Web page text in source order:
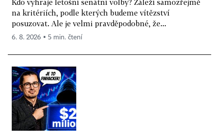
Kdo vyhraje letošní senátní volby? Záleží samozřejmě
na kritériích, podle kterých budeme vítězství
posuzovat. Ale je velmi pravděpodobné, že...
6. 8. 2026 ▪ 5 min. čtení